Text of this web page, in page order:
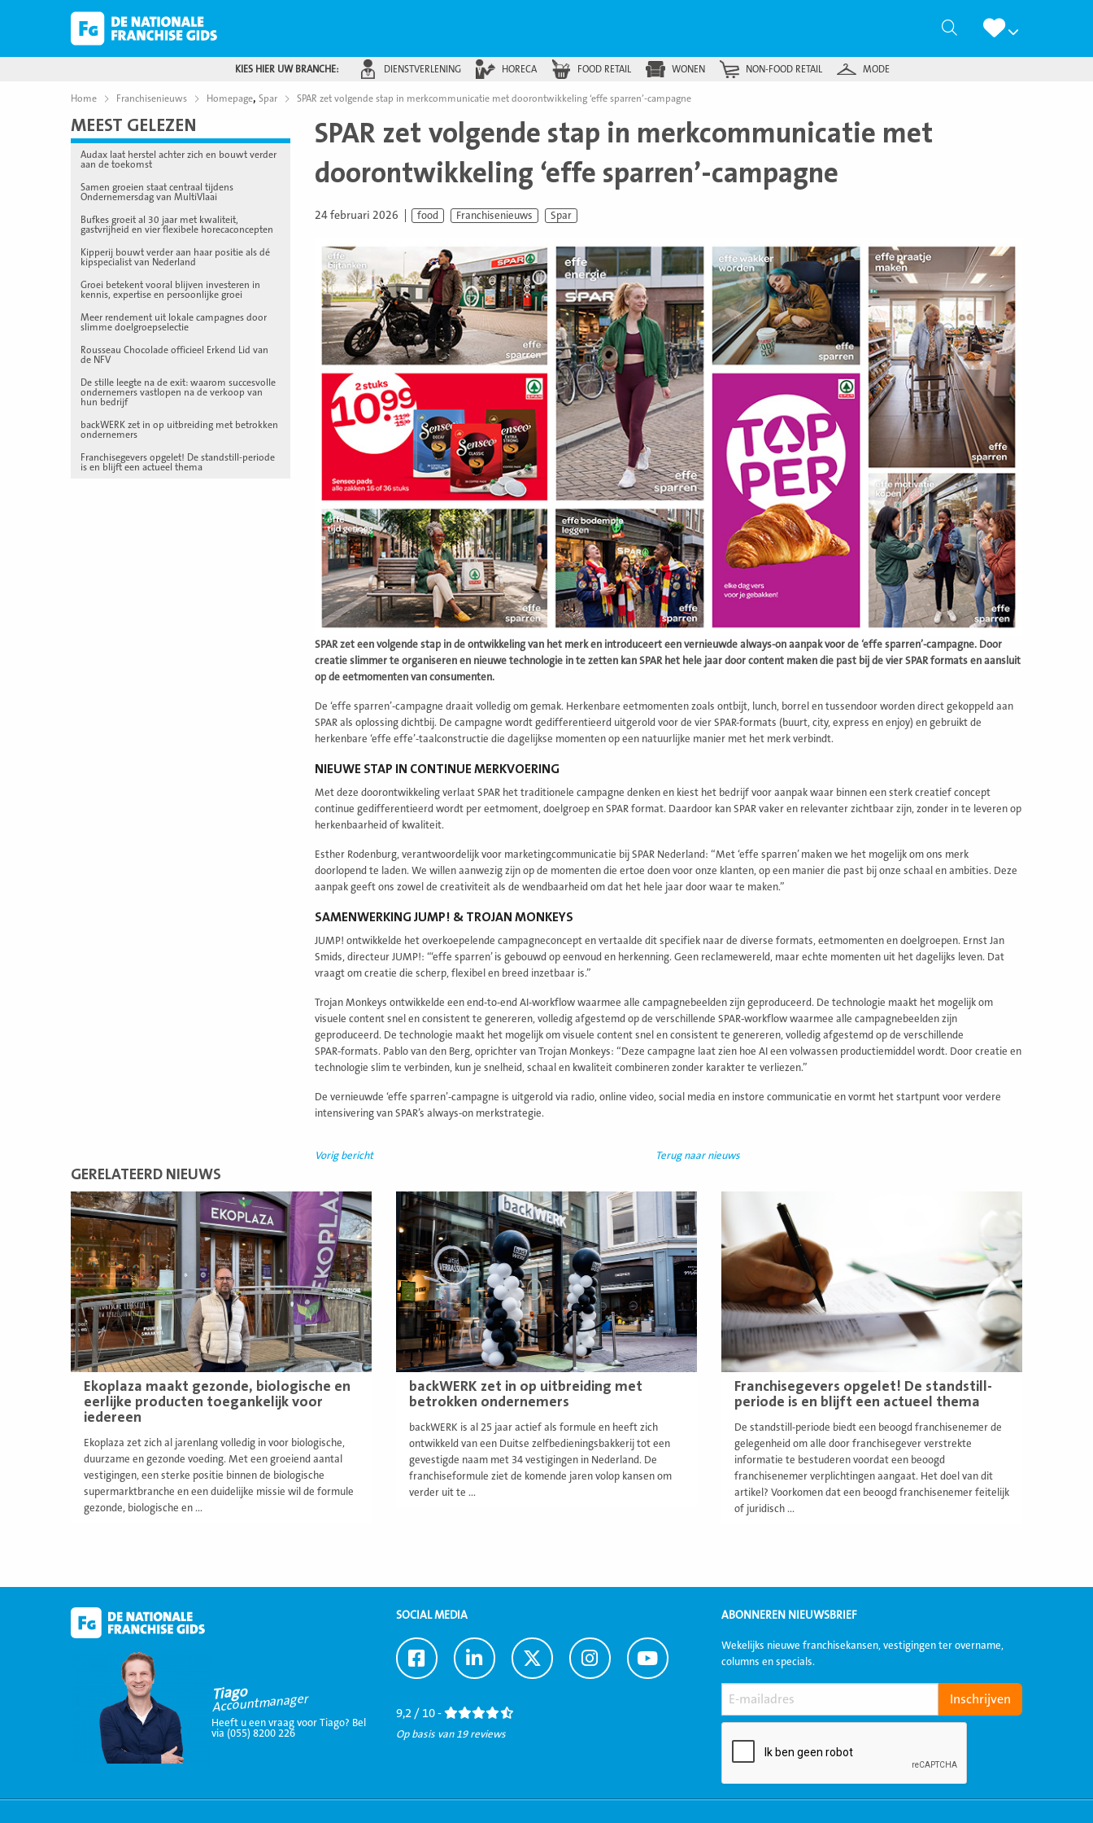
Zoeken
KIES HIER UW BRANCHE: DIENSTVERLENING HORECA FOOD RETAIL WONEN NON-FOOD RETAIL MODE
Home Franchisenieuws Homepage, Spar SPAR zet volgende stap in merkcommunicatie met doorontwikkeling ‘effe sparren’-campagne
MEEST GELEZEN
Audax laat herstel achter zich en bouwt verder
aan de toekomst
Samen groeien staat centraal tijdens
Ondernemersdag van MultiVlaai
Bufkes groeit al 30 jaar met kwaliteit,
gastvrijheid en vier flexibele horecaconcepten
Kipperij bouwt verder aan haar positie als dé
kipspecialist van Nederland
Groei betekent vooral blijven investeren in
kennis, expertise en persoonlijke groei
Meer rendement uit lokale campagnes door
slimme doelgroepselectie
Rousseau Chocolade officieel Erkend Lid van
de NFV
De stille leegte na de exit: waarom succesvolle
ondernemers vastlopen na de verkoop van
hun bedrijf
backWERK zet in op uitbreiding met betrokken
ondernemers
Franchisegevers opgelet! De standstill-periode
is en blijft een actueel thema
SPAR zet volgende stap in merkcommunicatie met
doorontwikkeling ‘effe sparren’-campagne
24 februari 2026 food Franchisenieuws Spar
SPAR zet een volgende stap in de ontwikkeling van het merk en introduceert een vernieuwde always-on aanpak voor de ‘effe sparren’-campagne. Door
creatie slimmer te organiseren en nieuwe technologie in te zetten kan SPAR het hele jaar door content maken die past bij de vier SPAR formats en aansluit
op de eetmomenten van consumenten.
De ‘effe sparren’-campagne draait volledig om gemak. Herkenbare eetmomenten zoals ontbijt, lunch, borrel en tussendoor worden direct gekoppeld aan
SPAR als oplossing dichtbij. De campagne wordt gedifferentieerd uitgerold voor de vier SPAR-formats (buurt, city, express en enjoy) en gebruikt de
herkenbare ‘effe effe’-taalconstructie die dagelijkse momenten op een natuurlijke manier met het merk verbindt.
NIEUWE STAP IN CONTINUE MERKVOERING
Met deze doorontwikkeling verlaat SPAR het traditionele campagne denken en kiest het bedrijf voor aanpak waar binnen een sterk creatief concept
continue gedifferentieerd wordt per eetmoment, doelgroep en SPAR format. Daardoor kan SPAR vaker en relevanter zichtbaar zijn, zonder in te leveren op
herkenbaarheid of kwaliteit.
Esther Rodenburg, verantwoordelijk voor marketingcommunicatie bij SPAR Nederland: “Met ‘effe sparren’ maken we het mogelijk om ons merk
doorlopend te laden. We willen aanwezig zijn op de momenten die ertoe doen voor onze klanten, op een manier die past bij onze schaal en ambities. Deze
aanpak geeft ons zowel de creativiteit als de wendbaarheid om dat het hele jaar door waar te maken.”
SAMENWERKING JUMP! & TROJAN MONKEYS
JUMP! ontwikkelde het overkoepelende campagneconcept en vertaalde dit specifiek naar de diverse formats, eetmomenten en doelgroepen. Ernst Jan
Smids, directeur JUMP!: “‘effe sparren’ is gebouwd op eenvoud en herkenning. Geen reclamewereld, maar echte momenten uit het dagelijks leven. Dat
vraagt om creatie die scherp, flexibel en breed inzetbaar is.”
Trojan Monkeys ontwikkelde een end-to-end AI-workflow waarmee alle campagnebeelden zijn geproduceerd. De technologie maakt het mogelijk om
visuele content snel en consistent te genereren, volledig afgestemd op de verschillende SPAR‑workflow waarmee alle campagnebeelden zijn
geproduceerd. De technologie maakt het mogelijk om visuele content snel en consistent te genereren, volledig afgestemd op de verschillende
SPAR‑formats. Pablo van den Berg, oprichter van Trojan Monkeys: “Deze campagne laat zien hoe AI een volwassen productiemiddel wordt. Door creatie en
technologie slim te verbinden, kun je snelheid, schaal en kwaliteit combineren zonder karakter te verliezen.”
De vernieuwde ‘effe sparren’-campagne is uitgerold via radio, online video, social media en instore communicatie en vormt het startpunt voor verdere
intensivering van SPAR’s always-on merkstrategie.
Vorig bericht Terug naar nieuws
GERELATEERD NIEUWS
Ekoplaza maakt gezonde, biologische en
eerlijke producten toegankelijk voor
iedereen
Ekoplaza zet zich al jarenlang volledig in voor biologische,
duurzame en gezonde voeding. Met een groeiend aantal
vestigingen, een sterke positie binnen de biologische
supermarktbranche en een duidelijke missie wil de formule
gezonde, biologische en ...
Lees
meer
backWERK zet in op uitbreiding met
betrokken ondernemers
backWERK is al 25 jaar actief als formule en heeft zich
ontwikkeld van een Duitse zelfbedieningsbakkerij tot een
gevestigde naam met 34 vestigingen in Nederland. De
franchiseformule ziet de komende jaren volop kansen om
verder uit te ...
Lees
meer
Franchisegevers opgelet! De standstill-
periode is en blijft een actueel thema
De standstill-periode biedt een beoogd franchisenemer de
gelegenheid om alle door franchisegever verstrekte
informatie te bestuderen voordat een beoogd
franchisenemer verplichtingen aangaat. Het doel van dit
artikel? Voorkomen dat een beoogd franchisenemer feitelijk
of juridisch ...
Tiago
Accountmanager
Heeft u een vraag voor Tiago? Bel
via (055) 8200 226
SOCIAL MEDIA
Ga
naar
Ga
naar
Ga
naar
Ga
naar
Ga
naar
9,2 / 10 -
Op basis van 19 reviews
ABONNEREN NIEUWSBRIEF
Wekelijks nieuwe franchisekansen, vestigingen ter overname,
columns en specials.